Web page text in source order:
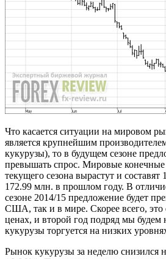
Что касается ситуации на мировом
является крупнейшим
кукурузы), то в будущем сезоне
превышать спрос. Мировые конечные
текущего сезона вырастут и
172.99 млн. в прошлом году. В
сезоне 2014/15 предложение будет
США, так и в мире. Скорее всего, это
ценах, и второй год подряд мы будем
кукурузы торгуется на низких
Рынок кукурузы за неделю снизился